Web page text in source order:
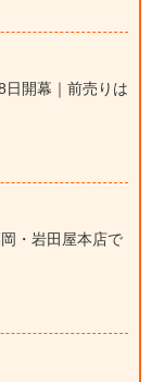
日開幕｜前売りは
・岩田屋本店で